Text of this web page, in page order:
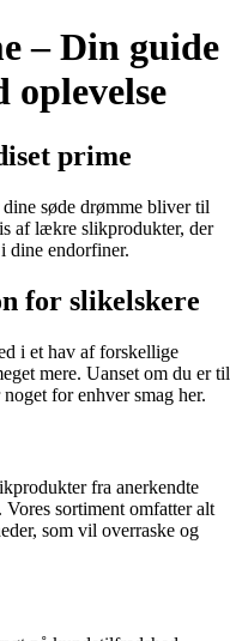
– Din guide
oplevelse
prime
søde drømme bliver til
af lækre slikprodukter, der
dine endorfiner.
for slikelskere
i et hav af forskellige
mere. Uanset om du er til
for enhver smag her.
fra anerkendte
sortiment omfatter alt
som vil overraske og